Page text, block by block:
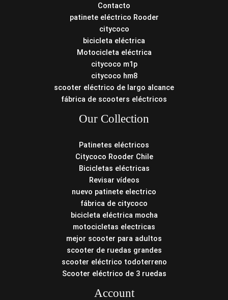
Contacto
patinete eléctrico Rooder
citycoco
bicicleta eléctrica
Motocicleta eléctrica
citycoco m1p
citycoco hm8
scooter eléctrico de largo alcance
fábrica de scooters eléctricos
Our Collection
Patinetes eléctricos
Citycoco Rooder Chile
Bicicletas eléctricas
Revisar vídeos
nuevo patinete electrico
fábrica de citycoco
bicicleta eléctrica mocha
motocicletas electricas
mejor scooter para adultos
scooter de ruedas grandes
scooter eléctrico todoterreno
Scooter eléctrico de 3 ruedas
Account